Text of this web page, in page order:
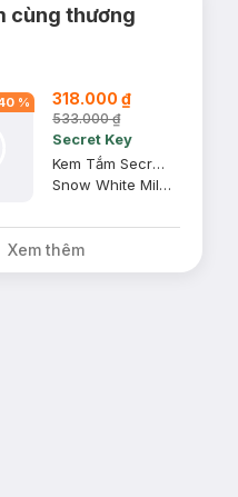
cùng thương
% 318.000 ₫
533.000 ₫
Secret Key
Kem Tắm Secret Key Dưỡng Sáng Da Mặt Và Cơ Thể 200g
Snow White Milky Pack
Xem thêm